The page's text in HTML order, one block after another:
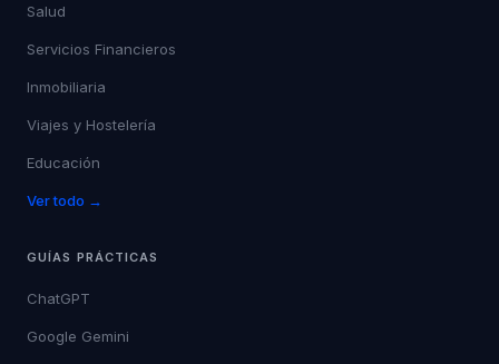
Salud
Servicios Financieros
Inmobiliaria
Viajes y Hostelería
Educación
Ver todo →
GUÍAS PRÁCTICAS
ChatGPT
Google Gemini